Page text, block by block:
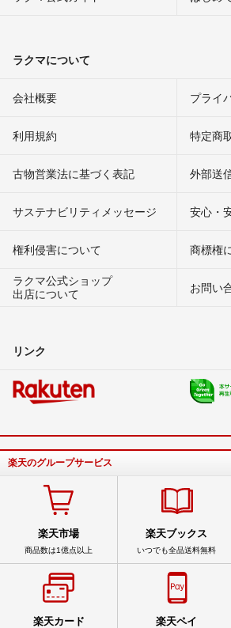
ラクマについて
会社概要 プライ
利用規約 特定商
古物営業法に基づく表記 外部送
サステナビリティメッセージ 安心・
権利侵害について
商標権
ラクマ公式ショップ
出店について
お問い
リンク
楽天のグループサービス
楽天市場
商品数は1億点以上
楽天ブックス
いつでも全品送料無料
楽天カード 楽天ペイ